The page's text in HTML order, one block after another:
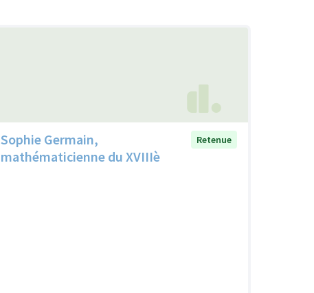
Sophie Germain,
mathématicienne du XVIIIè
Retenue